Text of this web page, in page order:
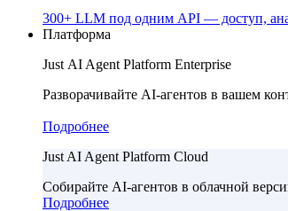
300+ LLM под одним API — доступ,
Платформа
Just AI Agent Platform Enterprise
Разворачивайте AI-агентов в вашем
Подробнее
Just AI Agent Platform Cloud
Собирайте AI-агентов в облачной
Подробнее